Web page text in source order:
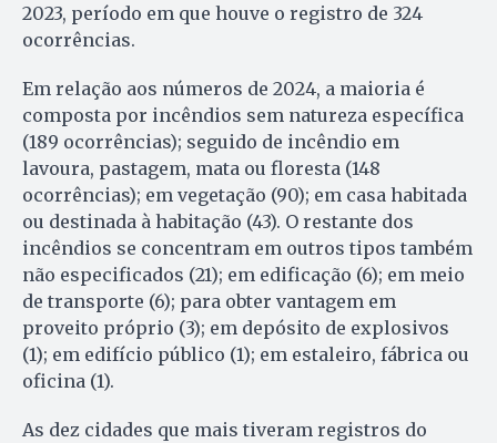
2023, período em que houve o registro de 324
ocorrências.
Em relação aos números de 2024, a maioria é
composta por incêndios sem natureza específica
(189 ocorrências); seguido de incêndio em
lavoura, pastagem, mata ou floresta (148
ocorrências); em vegetação (90); em casa habitada
ou destinada à habitação (43). O restante dos
incêndios se concentram em outros tipos também
não especificados (21); em edificação (6); em meio
de transporte (6); para obter vantagem em
proveito próprio (3); em depósito de explosivos
(1); em edifício público (1); em estaleiro, fábrica ou
oficina (1).
As dez cidades que mais tiveram registros do